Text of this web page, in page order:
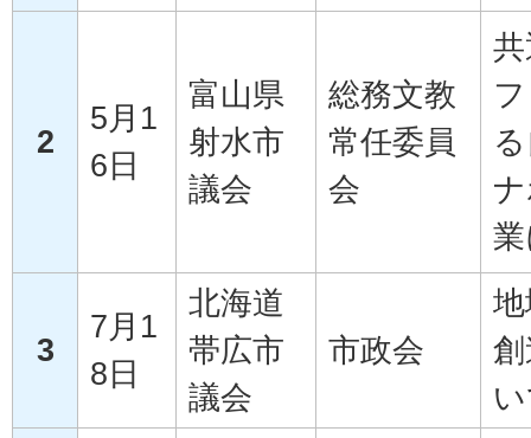
2
5月1
6日
富山県
射水市
議会
総務文教
常任委員
会
3
7月1
8日
北海道
帯広市
議会
市政会